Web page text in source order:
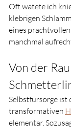
Oft watete ich
klebrigen
eines
manchmal
Von der
Selbstfürsorge ist
transformativen
elementar.